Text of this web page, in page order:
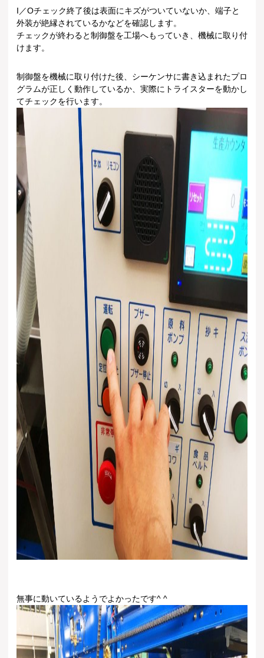
I／Oチェック終了後は表面にキズがついていないか、端子と
外装が絶縁されているかなどを確認します。
チェックが終わると制御盤を工場へもっていき、機械に取り付
けます。
制御盤を機械に取り付けた後、シーケンサに書き込まれたプロ
グラムが正しく動作しているか、実際にトライスターを動かし
てチェックを行います。
無事に動いているようでよかったです^ ^